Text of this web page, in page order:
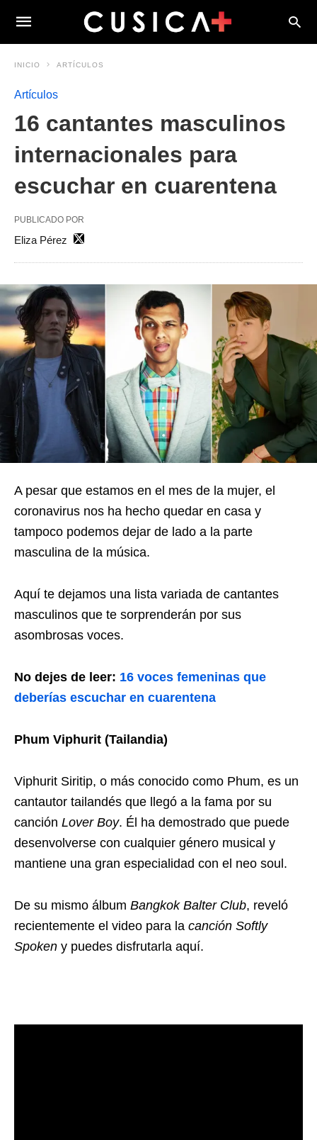
INICIO ARTÍCULOS
Artículos
16 cantantes masculinos
internacionales para
escuchar en cuarentena
PUBLICADO POR
Eliza Pérez
A pesar que estamos en el mes de la mujer, el
coronavirus nos ha hecho quedar en casa y
tampoco podemos dejar de lado a la parte
masculina de la música.
Aquí te dejamos una lista variada de cantantes
masculinos que te sorprenderán por sus
asombrosas voces.
No dejes de leer: 16 voces femeninas que
deberías escuchar en cuarentena
Phum Viphurit (Tailandia)
Viphurit Siritip, o más conocido como Phum, es un
cantautor tailandés que llegó a la fama por su
canción Lover Boy. Él ha demostrado que puede
desenvolverse con cualquier género musical y
mantiene una gran especialidad con el neo soul.
De su mismo álbum Bangkok Balter Club, reveló
recientemente el video para la canción Softly
Spoken y puedes disfrutarla aquí.